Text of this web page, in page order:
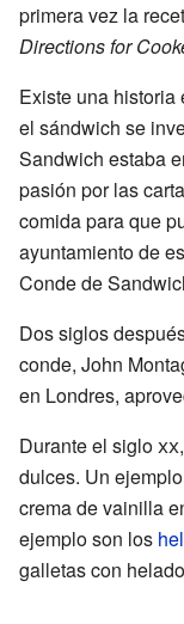
primera vez la
Directions for
Existe una historia
el sándwich se
Sandwich estaba
pasión por las
comida para que
ayuntamiento de
Conde de
Dos siglos
conde, John
en Londres,
Durante el sigloxx
dulces. Un
crema de vainilla
ejemplo son los
galletas con